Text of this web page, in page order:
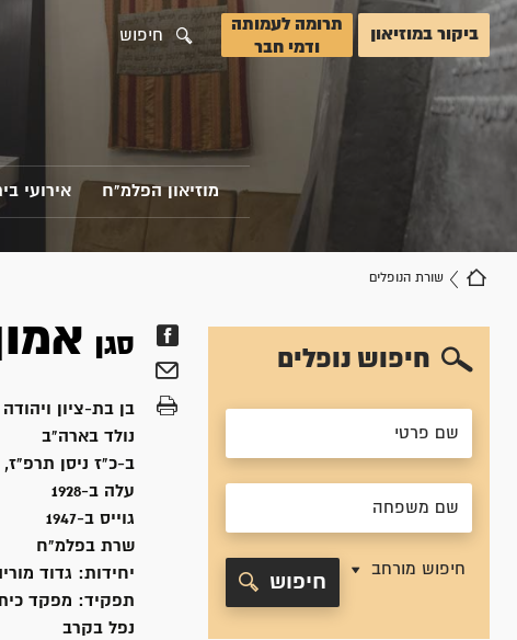
ביקור במוזיאון
תרומה לעמותה
ודמי חבר
חיפוש
מוזיאון הפלמ"ח אירועי
שורת הנופלים
חיפוש נופלים
חיפוש מורחב
חיפוש
סגן
בן בת-ציון ויהודה
נולד בארה"ב
ב-כ"ז ניסן תרפ"ז, 29/4/1927
עלה ב-1928
גוייס ב-1947
שרת בפלמ"ח
יחידות: גדוד
תפקיד: מפקד
נפל בקרב